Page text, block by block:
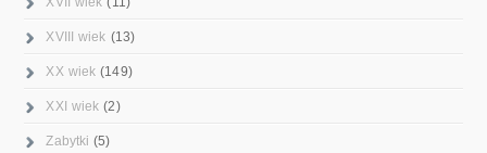
XVIII wiek (13)
XX wiek (149)
XXI wiek (2)
Zabytki (5)